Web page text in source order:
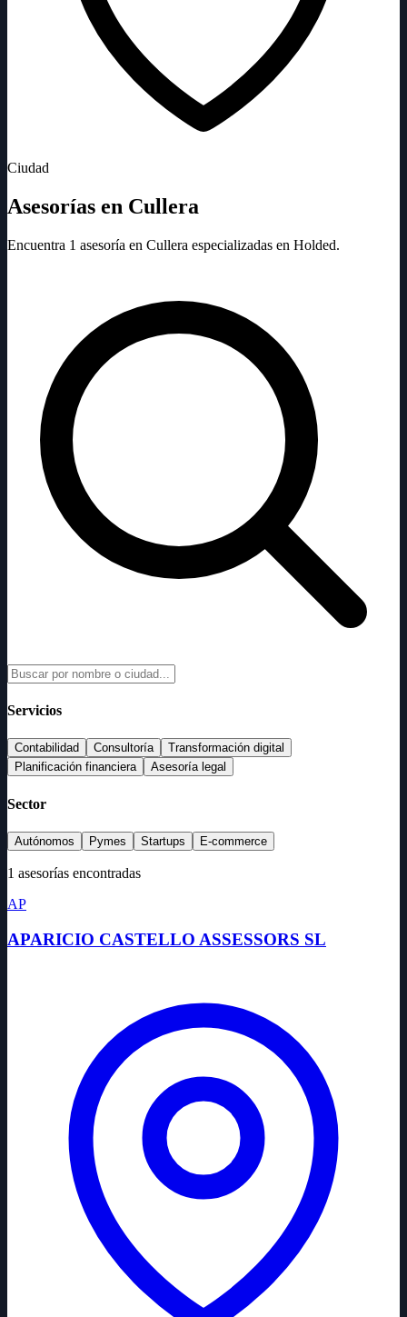
Ciudad
Asesorías en Cullera
Encuentra 1 asesoría en Cullera especializadas en Holded.
Servicios
Contabilidad Consultoría
Transformación digital
Planificación financiera
Asesoría legal
Sector
Autónomos Pymes Startups E-commerce
1 asesorías encontradas
AP
APARICIO CASTELLO ASSESSORS SL